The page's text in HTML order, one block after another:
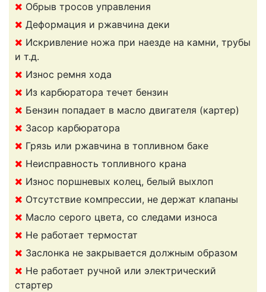
Обрыв тросов управления
Деформация и ржавчина деки
Искривление ножа при наезде на камни, трубы
и т.д.
Износ ремня хода
Из карбюратора течет бензин
Бензин попадает в масло двигателя (картер)
Засор карбюратора
Грязь или ржавчина в топливном баке
Неисправность топливного крана
Износ поршневых колец, белый выхлоп
Отсутствие компрессии, не держат клапаны
Масло серого цвета, со следами износа
Не работает термостат
Заслонка не закрывается должным образом
Не работает ручной или электрический
стартер